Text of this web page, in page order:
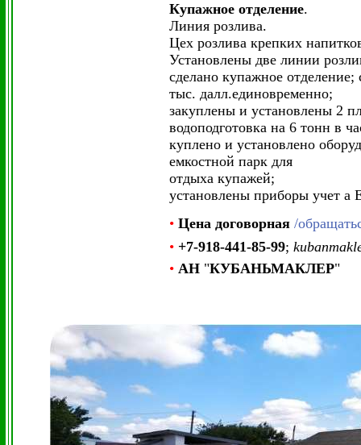
Купажное отделение.
Линия розлива.
Цех розлива крепких
Установлены две линии
сделано купажное
тыс. далл.единовременно;
закуплены и установлены 2
водоподготовка на 6 тонн в
куплено и установлено
емкостной парк для
отдыха купажей;
установлены приборы учет
• Цена договорная /
• +7-918-441-85-99;
• АН "КУБАНЬМАКЛЕР"